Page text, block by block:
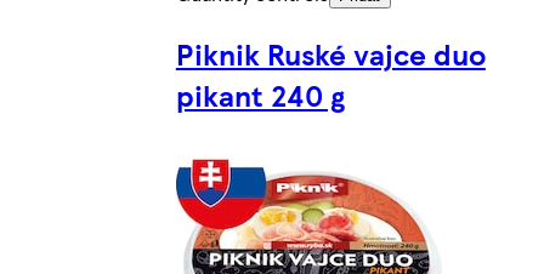
Piknik Ruské vajce duo
pikant 240 g